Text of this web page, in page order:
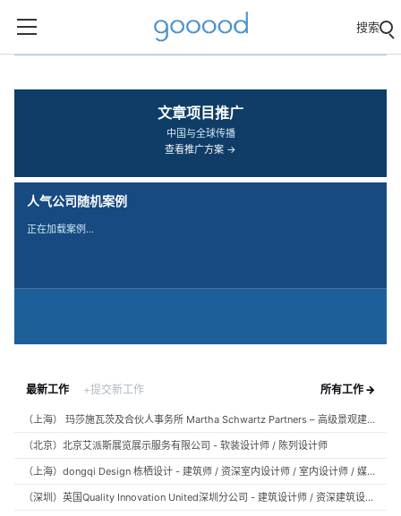
搜索
文章项目推广
中国与全球传播
查看推广方案 →
人气公司随机案例
正在加载案例…
最新工作 +提交新工作 所有工作 →
（上海） 玛莎施瓦茨及合伙人事务所 Martha Schwartz Partners – 高级景观建筑师 Senior Landscape Designer / 景观建筑师 Landscape Designer
（北京）北京艾派斯展览展示服务有限公司 - 软装设计师 / 陈列设计师
（上海）dongqi Design 栋栖设计 - 建筑师 / 资深室内设计师 / 室内设计师 / 媒体及公共关系主管 / 设计实习生（常年招聘）
（深圳）英国Quality Innovation United深圳分公司 - 建筑设计师 / 资深建筑设计师 / 室内设计师 / 设计实习生